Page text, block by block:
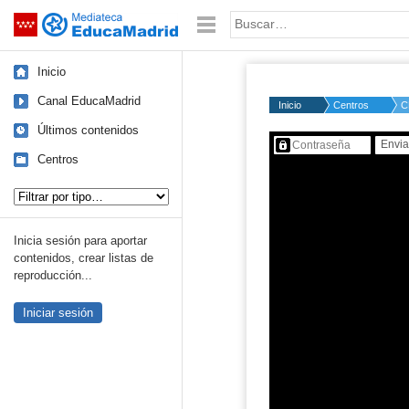
Saltar navegación Palabra o frase:
Inicio
Canal EducaMadrid
Últimos contenidos
Centros
Inicia sesión para aportar
contenidos, crear listas de
reproducción...
Iniciar sesión
Inicio Centros
Contenido protegido…